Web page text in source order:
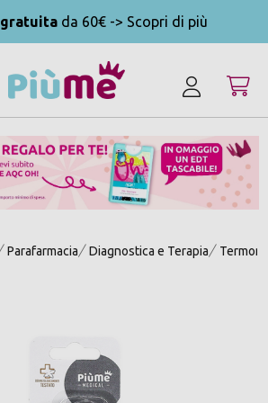
gratuita da 60€ -> Scopri di più
Parafarmacia Diagnostica e Terapia